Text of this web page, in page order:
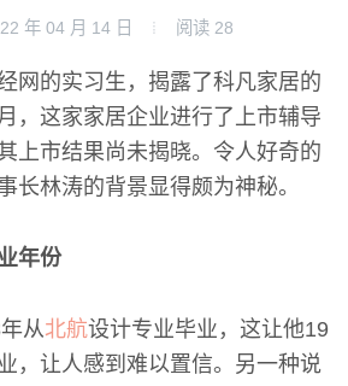
年 04 月 14 日 阅读 28
网的实习生，揭露了科凡家居的
，这家家居企业进行了上市辅导
上市结果尚未揭晓。令人好奇的
长林涛的背景显得颇为神秘。
年份
从北航设计专业毕业，这让他19
，让人感到难以置信。另一种说